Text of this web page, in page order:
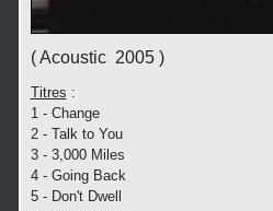
( Acoustic 2005 )
Titres :
1 - Change
2 - Talk to You
3 - 3,000 Miles
4 - Going Back
5 - Don't Dwell